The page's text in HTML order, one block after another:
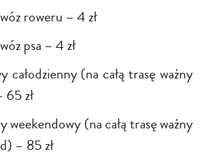
roweru – 4 zł
psa – 4 zł
całodzienny (na całą trasę ważny
65 zł
weekendowy (na całą trasę ważny
– 85 zł